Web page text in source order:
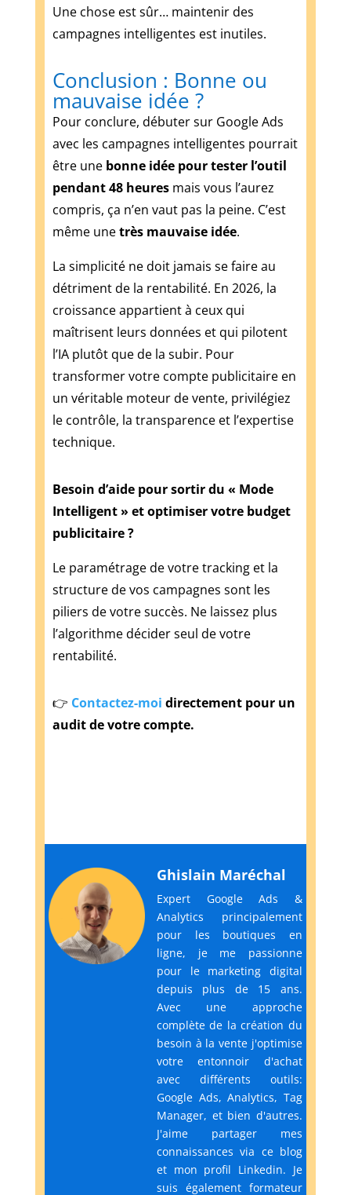
Une chose est sûr… maintenir des
campagnes intelligentes est inutiles.
Conclusion : Bonne ou
mauvaise idée ?
Pour conclure, débuter sur Google Ads
avec les campagnes intelligentes pourrait
être une bonne idée pour tester l’outil
pendant 48 heures mais vous l’aurez
compris, ça n’en vaut pas la peine. C’est
même unetrès mauvaise idée.
La simplicité ne doit jamais se faire au
détriment de la rentabilité. En 2026, la
croissance appartient à ceux qui
maîtrisent leurs données et qui pilotent
l’IA plutôt que de la subir. Pour
transformer votre compte publicitaire en
un véritable moteur de vente, privilégiez
le contrôle, la transparence et l’expertise
technique.
Besoin d’aide pour sortir du « Mode
Intelligent » et optimiser votre budget
publicitaire ?
Le paramétrage de votre tracking et la
structure de vos campagnes sont les
piliers de votre succès. Ne laissez plus
l’algorithme décider seul de votre
rentabilité.
👉 Contactez-moi directement pour un
audit de votre compte.
Ghislain Maréchal
Expert Google Ads &
Analytics principalement
pour les boutiques en
ligne, je me passionne
pour le marketing digital
depuis plus de 15 ans.
Avec une approche
complète de la création du
besoin à la vente j'optimise
votre entonnoir d'achat
avec différents outils:
Google Ads, Analytics, Tag
Manager, et bien d'autres.
J'aime partager mes
connaissances via ce blog
et mon profil Linkedin. Je
suis également formateur